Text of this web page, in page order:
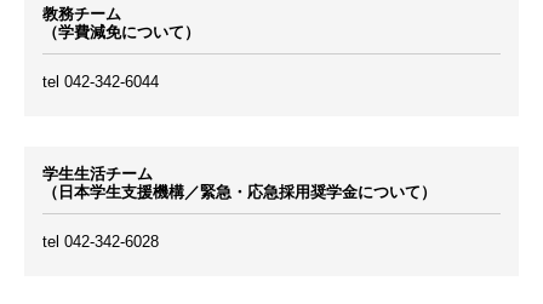
教務チーム
（学費減免について）
tel 042-342-6044
学生生活チーム
（日本学生支援機構／緊急・応急採用奨学金について）
tel 042-342-6028